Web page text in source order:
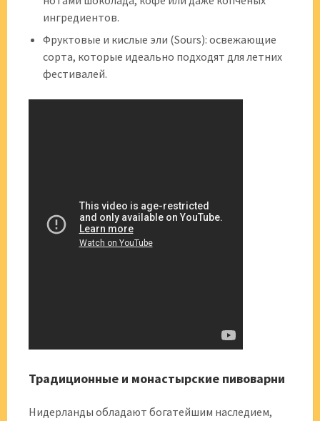
ингредиентов.
Фруктовые и кислые эли (Sours): освежающие
сорта, которые идеально подходят для летних
фестивалей.
Традиционные и монастырские пивоварни
Нидерланды обладают богатейшим наследием,